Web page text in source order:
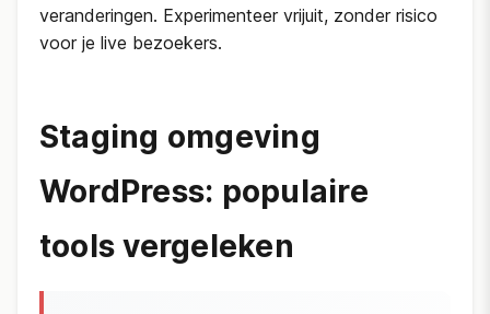
veranderingen. Experimenteer vrijuit, zonder risico
voor je live bezoekers.
Staging omgeving
WordPress: populaire
tools vergeleken